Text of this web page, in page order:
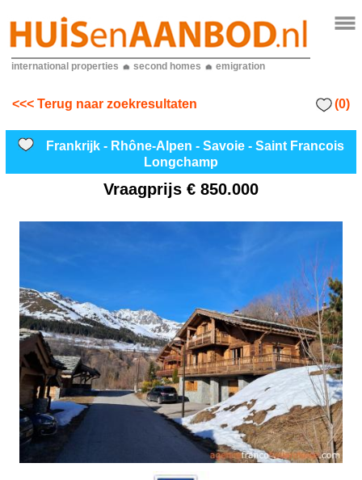
international properties second homes emigration
<<< Terug naar zoekresultaten (0)
Frankrijk - Rhône-Alpen - Savoie - Saint Francois
Longchamp
Vraagprijs € 850.000